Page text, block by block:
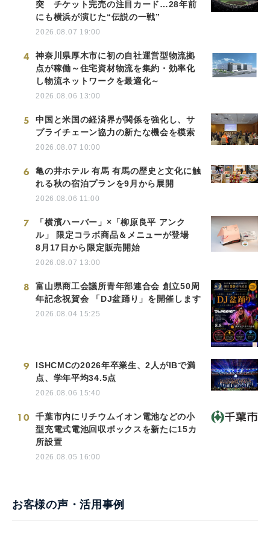
突 チケット完売の注目カード…28年前
にも横浜が演じた“伝説の一戦”
2026.08.07 19:00
4
神奈川県厚木市に初の自社運営型物流拠
点が稼働～住宅資材物流を集約・効率化
し物流ネットワークを最適化～
2026.08.06 13:00
5
中国と米国の経済界が関係を強化し、サ
プライチェーン協力の新たな機会を模索
2026.08.07 10:00
6
亀の井ホテル 有馬 有馬の歴史と文化に触
れる秋の宿泊プランを9月から展開
2026.08.06 11:00
7
「横濱ハーバー」×「柳原良平 アンク
ル」 限定コラボ商品＆メニューが登場
8月17日から限定販売開始
2026.08.07 13:00
8
富山県商工会議所青年部連合会 創立50周
年記念祝賀会 「DJ盆踊り」を開催します
2026.08.04 15:25
9
ISHCMCの2026年卒業生、2人がIBで満
点、学年平均34.5点
2026.08.06 15:40
10
千葉市内にリチウムイオン電池などの小
型充電式電池回収ボックスを新たに15カ
所設置
2026.08.05 16:00
お客様の声・活用事例